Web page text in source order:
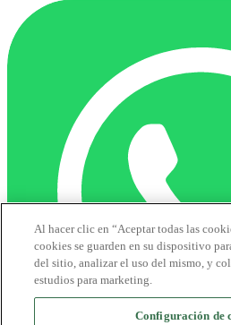
Al hacer clic en “Aceptar todas las
cookies se guarden en su dispositivo
del sitio, analizar el uso del mismo, y
estudios para marketing.
Configuración de